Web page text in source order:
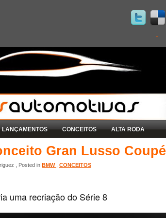
LANÇAMENTOS CONCEITOS ALTA RODA
Gran Lusso Coupé
, Posted in BMW CONCEITOS
uma recriação do Série 8